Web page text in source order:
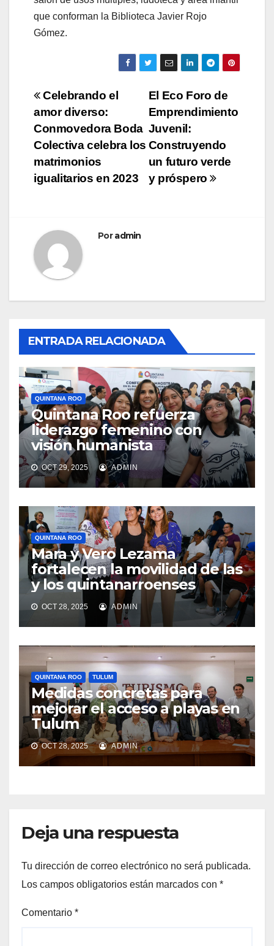
que conforman la Biblioteca Javier Rojo
Gómez.
Navegación
de
entradas
El Eco Foro de
Emprendimiento
Juvenil:
Construyendo
un futuro verde
y próspero
Celebrando el
amor diverso:
Conmovedora Boda
Colectiva celebra los
matrimonios
igualitarios en 2023
Poradmin
ENTRADA RELACIONADA
QUINTANA ROO
Quintana Roo refuerza
liderazgo femenino con
visión humanista
OCT 29, 2025 ADMIN
QUINTANA ROO
Mara y Vero Lezama
fortalecen la movilidad de las
y los quintanarroenses
OCT 28, 2025 ADMIN
QUINTANA ROO TULUM
Medidas concretas para
mejorar el acceso a playas en
Tulum
OCT 28, 2025 ADMIN
Deja una respuesta
Tu dirección de correo electrónico no será publicada.
Los campos obligatorios están marcados con *
Comentario *